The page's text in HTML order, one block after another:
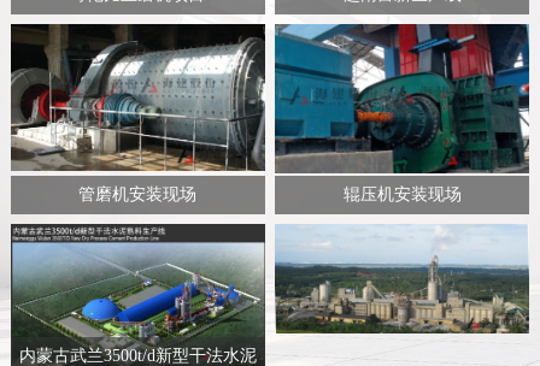
管磨机安装现场 辊压机安装现场
内蒙古武兰3500t/d新型干法水泥